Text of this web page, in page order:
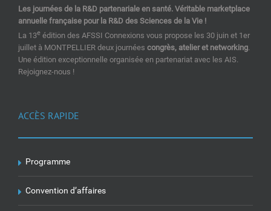
Les journées de la R&D partenariale en santé. Véritable marketplace
annuelle française pour la R&D des Sciences de la Vie !
La 13e édition des AFSSI Connexions vous propose les 30 juin et 1er
juillet à MONTPELLIER deux journées congrès, atelier et networking.
Une édition exceptionnelle organisée en partenariat avec les AIS.
Rejoignez-nous !
ACCÈS RAPIDE
Programme
Convention d’affaires